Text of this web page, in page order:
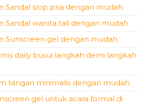
Sandal slop pria dengan mudah.
Sandal wanita tali dengan mudah.
Sunscreen gel dengan mudah.
daily busui langkah demi langkah
tangan minimalis dengan mudah.
gel untuk acara formal di